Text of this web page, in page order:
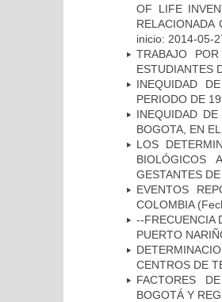
OF LIFE
inicio: 2014-05-
TRABAJO
ESTUDIANTES
INEQUIDAD
PERIODO DE
INEQUIDAD
BOGOTA, EN
LOS
BIOLÓGICOS
GESTANTES
EVENTOS
COLOMBIA
--FRECUENCIA
PUERTO
CENTROS DE
FACTORES
BOGOTÁ Y